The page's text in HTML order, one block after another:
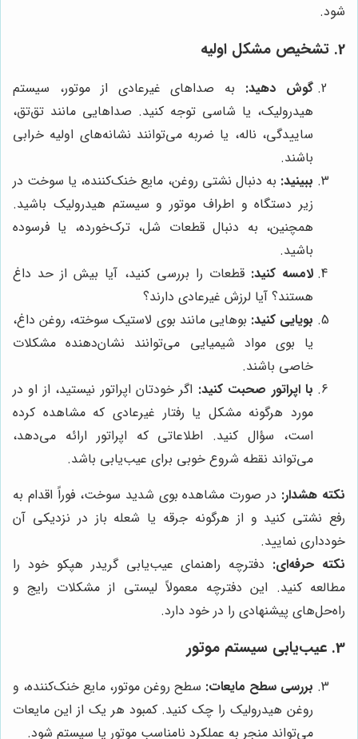
شود.
2. تشخیص مشکل اولیه
گوش دهید: به صداهای غیرعادی از موتور، سیستم
هیدرولیک، یا شاسی توجه کنید. صداهایی مانند تق‌تق،
ساییدگی، ناله، یا ضربه می‌توانند نشانه‌های اولیه خرابی
باشند.
ببینید: به دنبال نشتی روغن، مایع خنک‌کننده، یا سوخت در
زیر دستگاه و اطراف موتور و سیستم هیدرولیک باشید.
همچنین، به دنبال قطعات شل، ترک‌خورده، یا فرسوده
باشید.
لامسه کنید: قطعات را بررسی کنید، آیا بیش از حد داغ
هستند؟ آیا لرزش غیرعادی دارند؟
بویایی کنید: بوهایی مانند بوی لاستیک سوخته، روغن داغ،
یا بوی مواد شیمیایی می‌توانند نشان‌دهنده مشکلات
خاصی باشند.
با اپراتور صحبت کنید: اگر خودتان اپراتور نیستید، از او در
مورد هرگونه مشکل یا رفتار غیرعادی که مشاهده کرده
است، سؤال کنید. اطلاعاتی که اپراتور ارائه می‌دهد،
می‌تواند نقطه شروع خوبی برای عیب‌یابی باشد.
نکته هشدار: در صورت مشاهده بوی شدید سوخت، فوراً اقدام به
رفع نشتی کنید و از هرگونه جرقه یا شعله باز در نزدیکی آن
خودداری نمایید.
نکته حرفه‌ای: دفترچه راهنمای عیب‌یابی گریدر هپکو خود را
مطالعه کنید. این دفترچه معمولاً لیستی از مشکلات رایج و
راه‌حل‌های پیشنهادی را در خود دارد.
3. عیب‌یابی سیستم موتور
بررسی سطح مایعات: سطح روغن موتور، مایع خنک‌کننده، و
روغن هیدرولیک را چک کنید. کمبود هر یک از این مایعات
می‌تواند منجر به عملکرد نامناسب موتور یا سیستم شود.